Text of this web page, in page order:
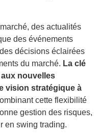
des actualités
des événements
décisions éclairées
du marché. La clé
nouvelles
vision stratégique à
cette flexibilité
gestion des risques,
en swing trading.